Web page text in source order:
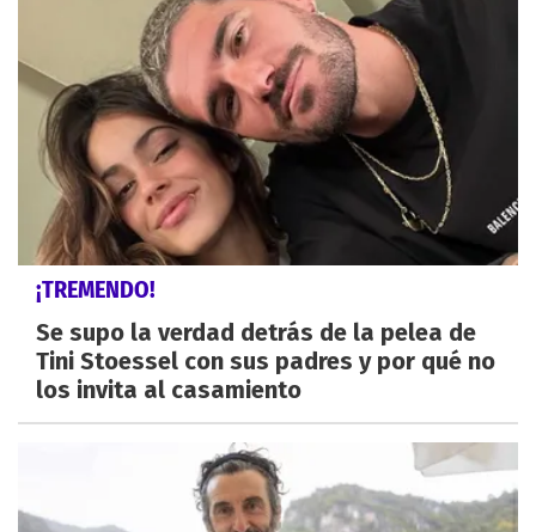
¡TREMENDO!
Se supo la verdad detrás de la pelea de
Tini Stoessel con sus padres y por qué no
los invita al casamiento